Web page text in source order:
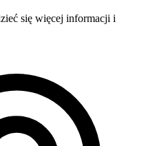
się więcej informacji i